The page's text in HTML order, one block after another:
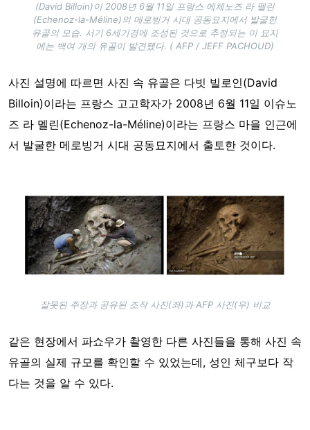
(David Billoin)이 2008년 6월 11일 프랑스 에체노즈 라 멜린
(Echenoz-la-Méline)의 메로빙거 시대 공동묘지에서 발굴한
유골의 모습. 서기 6세기경에 조성된 것으로 추정되는 이 묘지
에는 백여 개의 유골이 발견됐다. ( AFP / JEFF PACHOUD)
사진 설명에 따르면 사진 속 유골은 다빗 빌로인(David
Billoin)이라는 프랑스 고고학자가 2008년 6월 11일 이슈노
즈 라 멜린(Echenoz-la-Méline)이라는 프랑스 마을 인근에
서 발굴한 메로빙거 시대 공동묘지에서 출토한 것이다.
Image
잘못된 주장과 공유된 조작 사진(좌)과 AFP 사진(우) 비교
같은 현장에서 파쇼우가 촬영한 다른 사진들을 통해 사진 속
유골의 실제 규모를 확인할 수 있었는데, 성인 체구보다 작
다는 것을 알 수 있다.